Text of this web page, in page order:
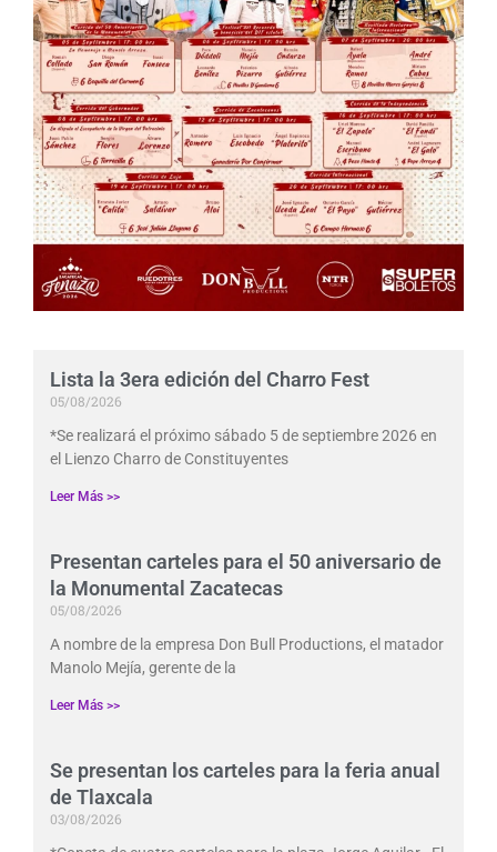
Lista la 3era edición del Charro Fest
05/08/2026
*Se realizará el próximo sábado 5 de septiembre 2026 en
el Lienzo Charro de Constituyentes
Leer Más >>
Presentan carteles para el 50 aniversario de
la Monumental Zacatecas
05/08/2026
A nombre de la empresa Don Bull Productions, el matador
Manolo Mejía, gerente de la
Leer Más >>
Se presentan los carteles para la feria anual
de Tlaxcala
03/08/2026